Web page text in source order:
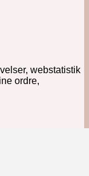
webstatistik
ordre,